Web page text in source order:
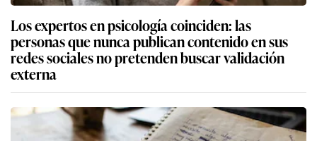
Los expertos en psicología coinciden: las
personas que nunca publican contenido en sus
redes sociales no pretenden buscar validación
externa